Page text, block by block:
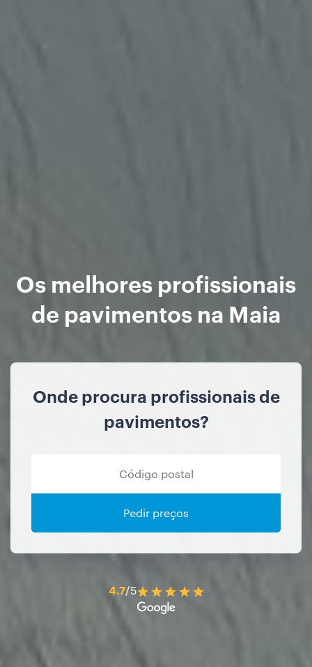
Os melhores profissionais
de pavimentos na Maia
Onde procura profissionais de
pavimentos?
Pedir preços
4.7/5